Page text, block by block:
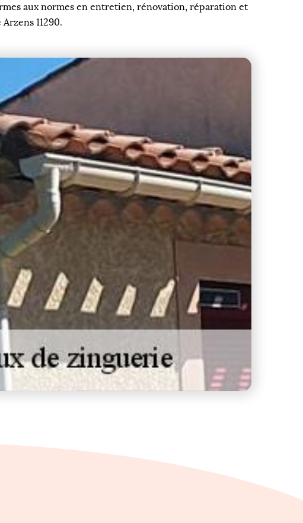
aux normes en entretien, rénovation, réparation et
11290.